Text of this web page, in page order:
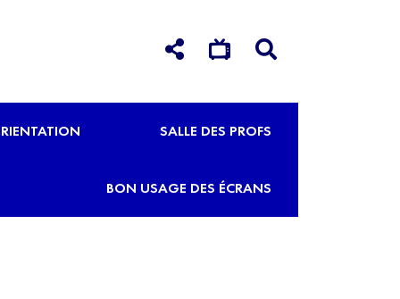
SALLE DES PROFS
BON USAGE DES ÉCRANS